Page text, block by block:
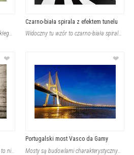
Każdy kwiat ma w sobie coś niezwykłego. Jedyne, co musimy zrobić to dostrzec pię
Czarno-biała spirala z efektem tunelu
Widoczny tu wzór to czarno-biała spirala tworząca efekt optyczny tunelu z koncen
❤
Świat potrafi być piękny i my wiemy to nie od dziś. Jeśli pragniesz szczyptę dos
❤
Portugalski most Vasco da Gamy